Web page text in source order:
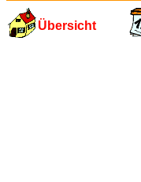
Übersicht